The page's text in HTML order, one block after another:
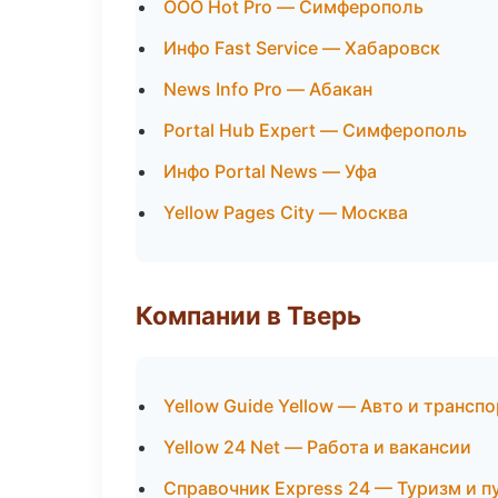
ООО Hot Pro — Симферополь
Инфо Fast Service — Хабаровск
News Info Pro — Абакан
Portal Hub Expert — Симферополь
Инфо Portal News — Уфа
Yellow Pages City — Москва
Компании в Тверь
Yellow Guide Yellow — Авто и
Yellow 24 Net — Работа и вакансии
Справочник Express 24 — Туризм и